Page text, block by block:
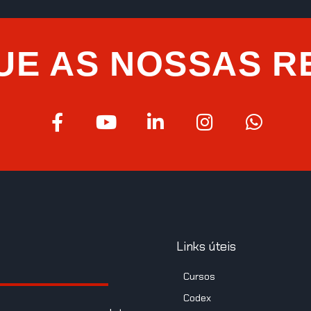
AS NOSSAS
Links úteis
Cursos
Codex